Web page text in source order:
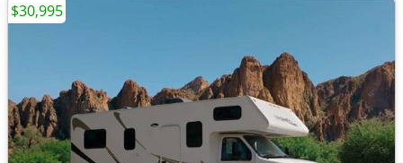
$30,995